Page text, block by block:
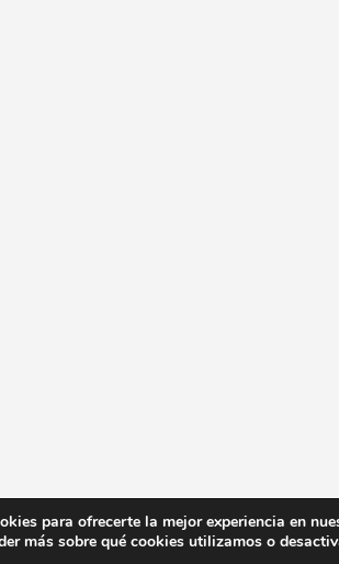
para ofrecerte la mejor experiencia en
más sobre qué cookies utilizamos o